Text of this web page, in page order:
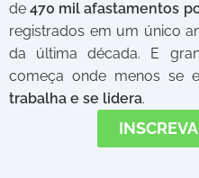
de470 mil afastamentos
registrados em um único
da última década. E
começa onde menos se
trabalha e se lidera.